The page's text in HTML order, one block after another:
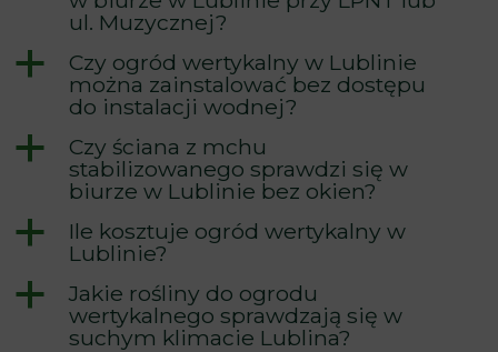
ul. Muzycznej?
a
Czy ogród wertykalny w Lublinie
można zainstalować bez dostępu
do instalacji wodnej?
a
Czy ściana z mchu
stabilizowanego sprawdzi się w
biurze w Lublinie bez okien?
a
Ile kosztuje ogród wertykalny w
Lublinie?
a
Jakie rośliny do ogrodu
wertykalnego sprawdzają się w
suchym klimacie Lublina?